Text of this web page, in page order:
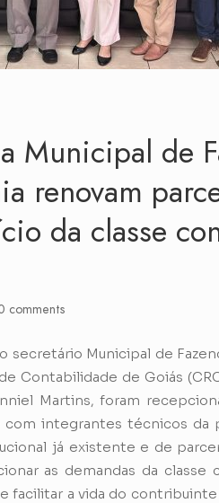
Municipal de
renovam
da classe
comments
secretário Municipal de
Contabilidade de Goiás
Martins, foram
com integrantes técnicos
já existente e de
as demandas da classe
facilitar a vida do